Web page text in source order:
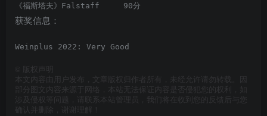
《福斯塔夫》Falstaff     90分
获奖信息：
Weinplus 2022: Very Good
版权声明
本文内容由用户发布，文章版权归作者所有，未经允许请勿转载。因
部分图文内容来源于网络，本站无法保证内容是否侵犯您的权利，如
涉及侵权等问题，请联系本站管理员，我们将在收到您的反馈后与您
确认并删除，谢谢理解！